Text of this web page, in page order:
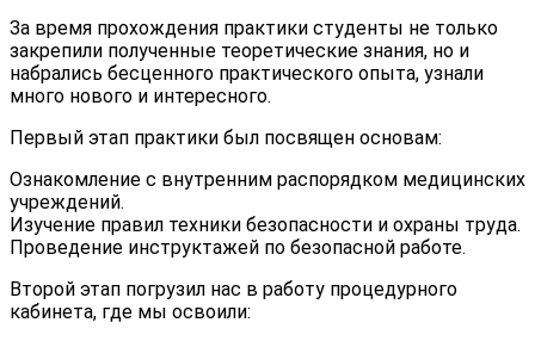
За время прохождения практики студенты не только
закрепили полученные теоретические знания, но и
набрались бесценного практического опыта, узнали
много нового и интересного.
Первый этап практики был посвящен основам:
Ознакомление с внутренним распорядком медицинских
учреждений.
Изучение правил техники безопасности и охраны труда.
Проведение инструктажей по безопасной работе.
Второй этап погрузил нас в работу процедурного
кабинета, где мы освоили: